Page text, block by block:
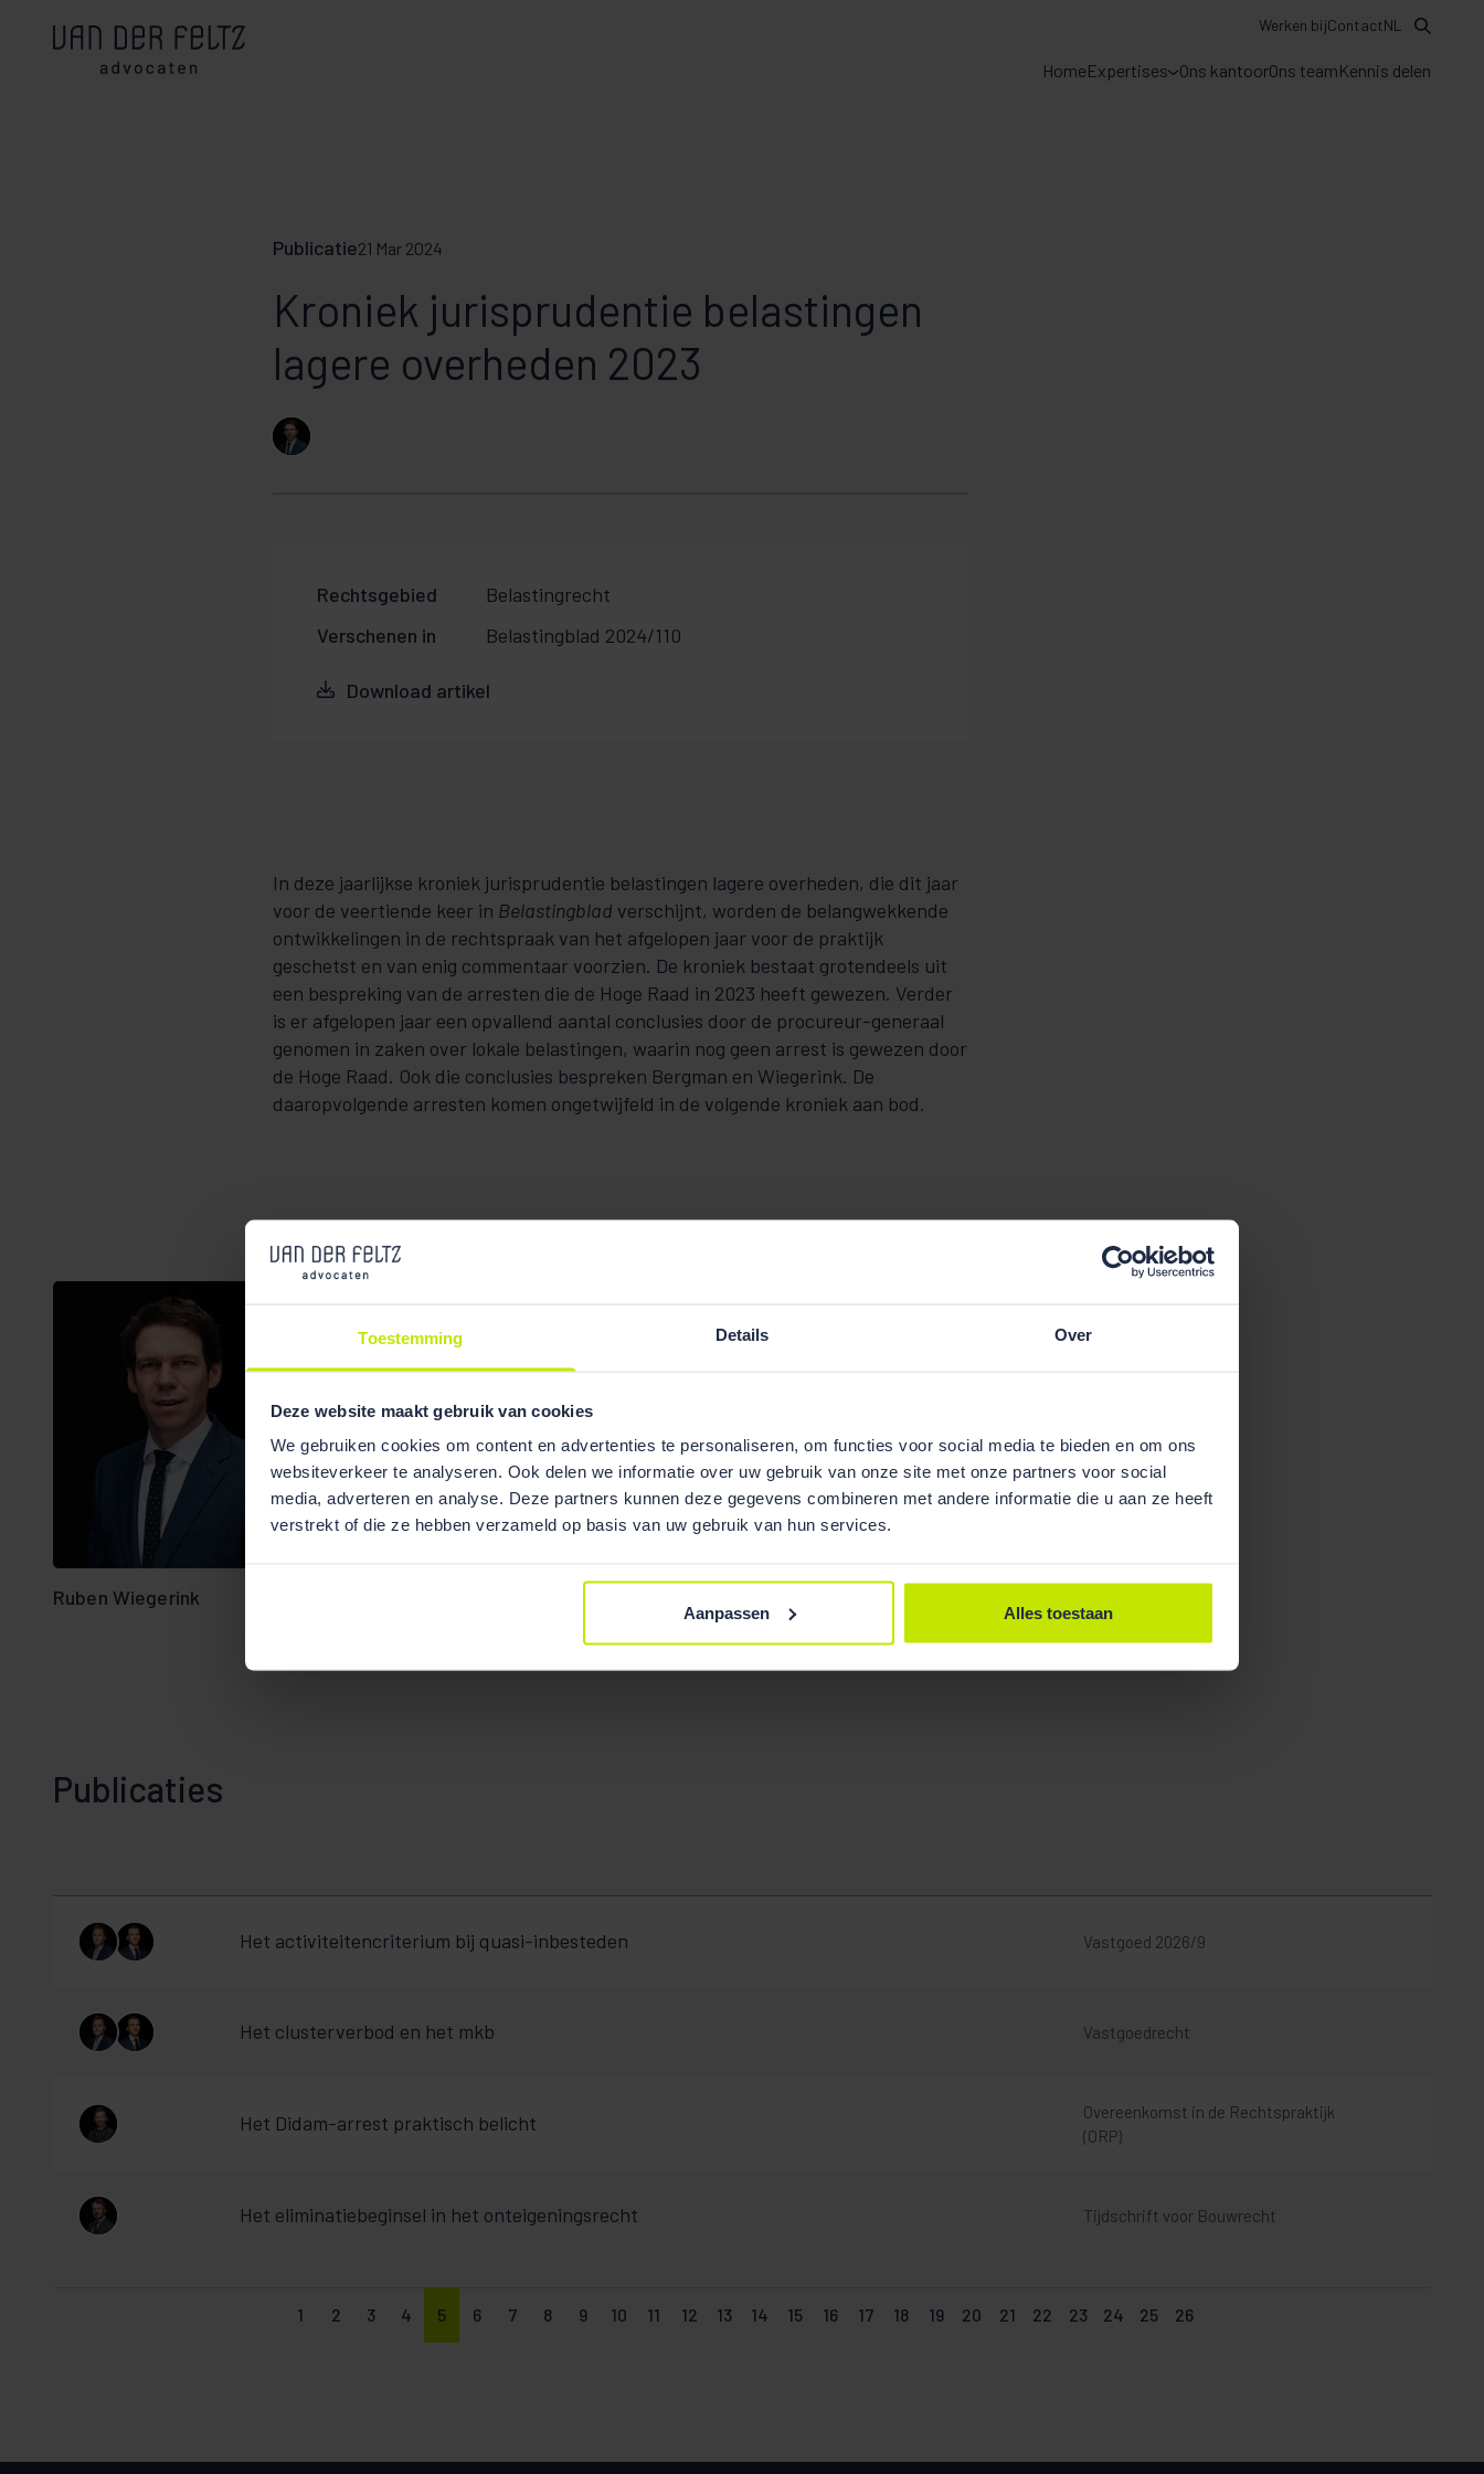
Toestemming Details Over
Deze website maakt gebruik van cookies
We gebruiken cookies om content en advertenties te personaliseren, om functies voor social media te bieden en om ons
websiteverkeer te analyseren. Ook delen we informatie over uw gebruik van onze site met onze partners voor social
media, adverteren en analyse. Deze partners kunnen deze gegevens combineren met andere informatie die u aan ze heeft
verstrekt of die ze hebben verzameld op basis van uw gebruik van hun services.
Aanpassen Alles toestaan
HomeExpertises Ons kantoorOns teamKennis delen
Werken bijContactNL
Publicatie21 Mar 2024
Kroniek jurisprudentie belastingen
lagere overheden 2023
Rechtsgebied
Belastingrecht
Verschenen in
Belastingblad 2024/110
Download artikel
In deze jaarlijkse kroniek jurisprudentie belastingen lagere overheden, die dit jaar
voor de veertiende keer in Belastingblad verschijnt, worden de belangwekkende
ontwikkelingen in de rechtspraak van het afgelopen jaar voor de praktijk
geschetst en van enig commentaar voorzien. De kroniek bestaat grotendeels uit
een bespreking van de arresten die de Hoge Raad in 2023 heeft gewezen. Verder
is er afgelopen jaar een opvallend aantal conclusies door de procureur-generaal
genomen in zaken over lokale belastingen, waarin nog geen arrest is gewezen door
de Hoge Raad. Ook die conclusies bespreken Bergman en Wiegerink. De
daaropvolgende arresten komen ongetwijfeld in de volgende kroniek aan bod.
Ruben Wiegerink
Bekijk team
overzicht
Publicaties
Het activiteitencriterium bij quasi-inbesteden Vastgoed 2026/9
Het clusterverbod en het mkb Vastgoedrecht
Het Didam-arrest praktisch belicht
Overeenkomst in de Rechtspraktijk
(ORP)
Het eliminatiebeginsel in het onteigeningsrecht Tijdschrift voor Bouwrecht
1 2 3 4 5 6 7 8 9 10 11 12 13 14 15 16 17 18 19 20 21 22 23 24 25 26